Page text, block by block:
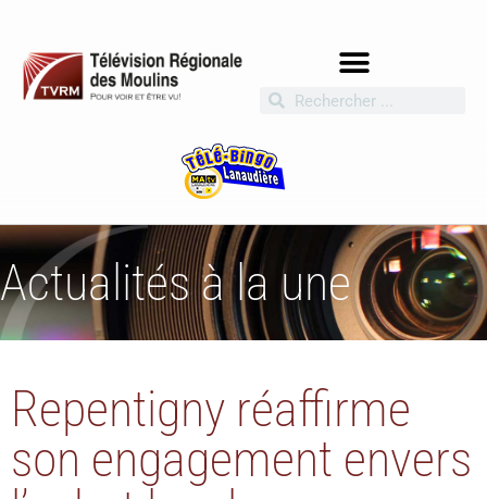
Actualités à la une
Repentigny réaffirme
son engagement envers